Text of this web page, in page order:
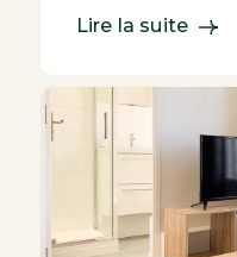
Lire la suite